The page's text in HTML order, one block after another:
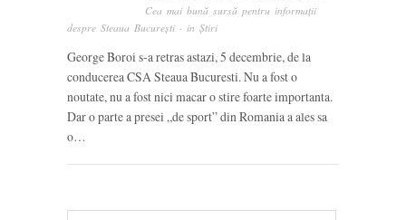
Cea mai bună sursă pentru informații
despre Steaua București · in Știri
George Boroi s-a retras astazi, 5 decembrie, de la
conducerea CSA Steaua Bucuresti. Nu a fost o
noutate, nu a fost nici macar o stire foarte importanta.
Dar o parte a presei „de sport” din Romania a ales sa
o…